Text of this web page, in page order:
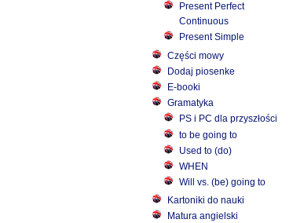
Present Perfect
Continuous
Present Simple
Części mowy
Dodaj piosenke
E-booki
Gramatyka
PS i PC dla przyszłości
to be going to
Used to (do)
WHEN
Will vs. (be) going to
Kartoniki do nauki
Matura angielski